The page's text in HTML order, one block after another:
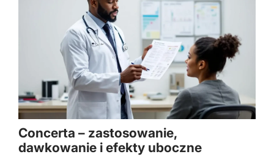
Concerta – zastosowanie,
dawkowanie i efekty uboczne